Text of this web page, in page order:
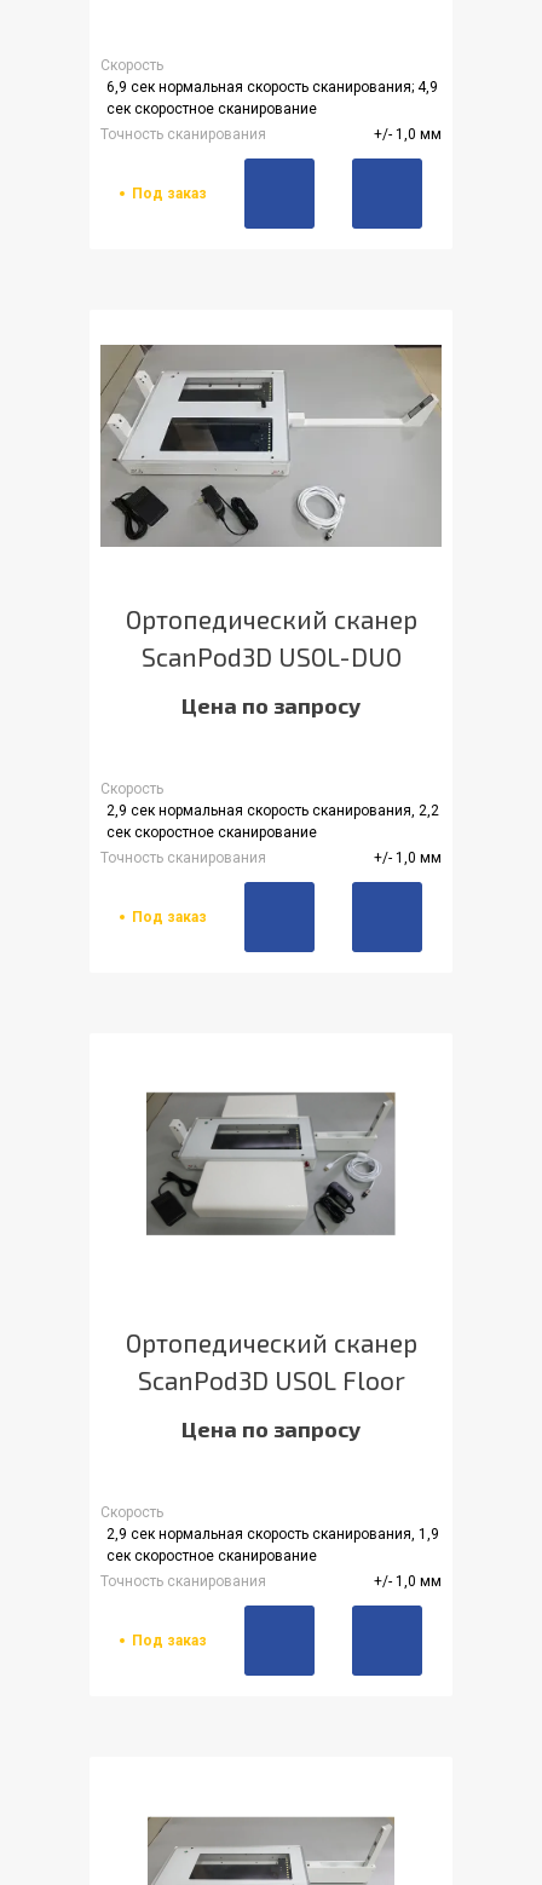
Скорость
6,9 сек нормальная скорость сканирования; 4,9
сек скоростное сканирование
Точность сканирования
+/- 1,0 мм
Под заказ
Ортопедический сканер
ScanPod3D USOL-DUO
Цена по запросу
Скорость
2,9 сек нормальная скорость сканирования, 2,2
сек скоростное сканирование
Точность сканирования
+/- 1,0 мм
Под заказ
Ортопедический сканер
ScanPod3D USOL Floor
Цена по запросу
Скорость
2,9 сек нормальная скорость сканирования, 1,9
сек скоростное сканирование
Точность сканирования
+/- 1,0 мм
Под заказ